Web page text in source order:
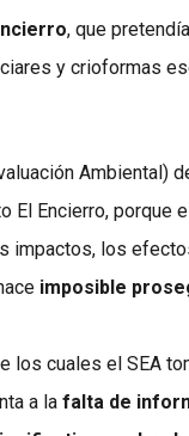
, que
y crioformas
Ambiental)
El Encierro, porque
impactos, los
imposible
los cuales el SEA
a la falta de